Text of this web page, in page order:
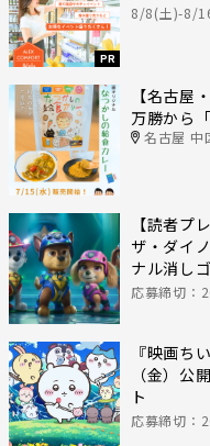
PR
8/8(土)-8/
【名古屋
万勝から
名古屋 中
【読者プ
ザ・ダイ
ナル消し
応募締切：
『映画ち
（金）公
ト
応募締切：